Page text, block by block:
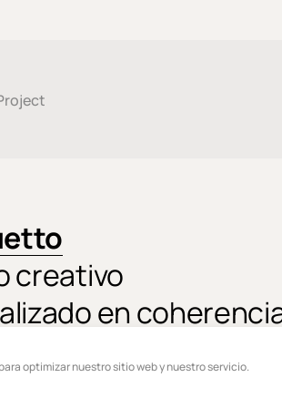
optimizar nuestro sitio web y nuestro servicio.
creativo
en
los derechos reservados.